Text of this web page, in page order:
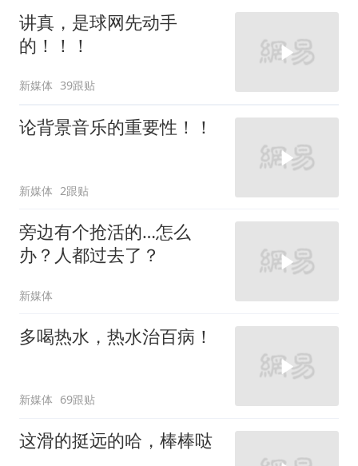
讲真，是球网先动手
的！！！
新媒体 39跟贴
论背景音乐的重要性！！
新媒体 2跟贴
旁边有个抢活的…怎么
办？人都过去了？
新媒体
多喝热水，热水治百病！
新媒体 69跟贴
这滑的挺远的哈，棒棒哒